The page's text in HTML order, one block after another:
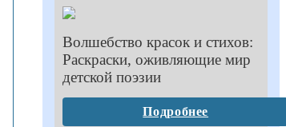
Волшебство красок и стихов:
Раскраски, оживляющие мир
детской поэзии
Подробнее